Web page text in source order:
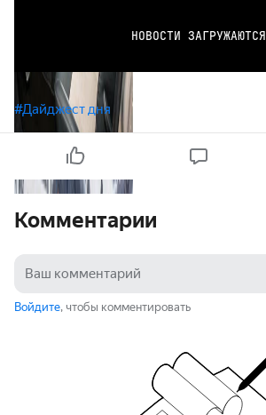
НОВОСТИ ЗАГРУЖАЮТСЯ
#Дайджест дня
Комментарии
Войдите, чтобы комментировать